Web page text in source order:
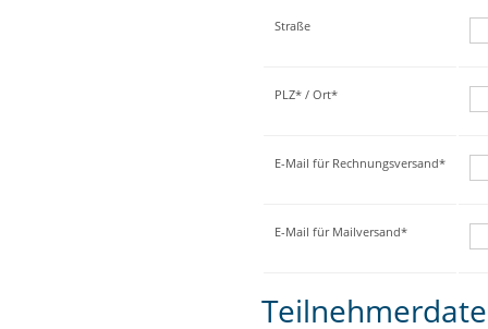
Straße
PLZ* / Ort*
E-Mail für Rechnungsversand*
E-Mail für Mailversand*